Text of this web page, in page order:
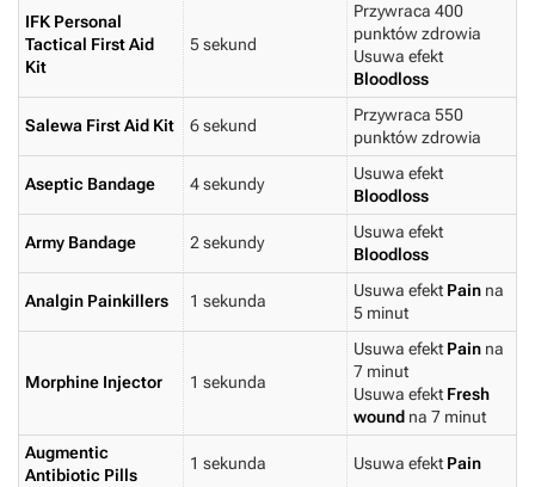
IFK Personal
Tactical First Aid
Kit
5 sekund
Przywraca 400
punktów zdrowia
Usuwa efekt
Bloodloss
Salewa First Aid Kit 6 sekund
Przywraca 550
punktów zdrowia
Aseptic Bandage 4 sekundy
Usuwa efekt
Bloodloss
Army Bandage 2 sekundy
Usuwa efekt
Bloodloss
Analgin Painkillers 1 sekunda
Usuwa efekt Pain na
5 minut
Morphine Injector 1 sekunda
Usuwa efekt Pain na
7 minut
Usuwa efekt Fresh
wound na 7 minut
Augmentic
Antibiotic Pills
1 sekunda Usuwa efekt Pain